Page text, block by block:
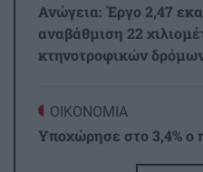
Ανώγεια: Έργο 2,47
αναβάθμιση 22
κτηνοτροφικών
ΟΙΚΟΝΟΜΙΑ
Υποχώρησε στο 3,4% ο